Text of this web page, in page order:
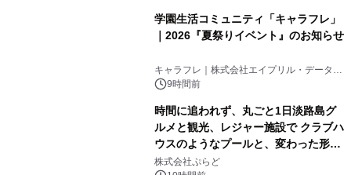
学園生活コミュニティ「キャラフレ」
｜2026『夏祭りイベント』のお知らせ
キャラフレ｜株式会社エイプリル・データ・
デザインズ
9時間前
時間に追われず、丸ごと1日淡路島グ
ルメと観光、レジャー施設で クラブハ
ウスのようなプールと、変わった形の
サウナも 「THE BOXY AWAJI」のお
株式会社ぷらど